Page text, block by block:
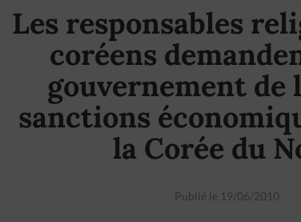
Les responsables
coréens
gouvernement de
sanctions
la Corée du
Publié le 19/06/2010